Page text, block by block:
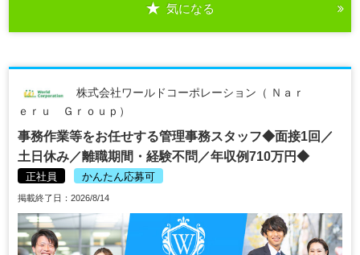
気になる
株式会社ワールドコーポレーション（ Ｎａｒ
ｅｒｕ Ｇｒｏｕｐ）
事務作業等をお任せする管理事務スタッフ◆面接1回／
土日休み／離職期間・経験不問／年収例710万円◆
正社員 かんたん応募可
掲載終了日：2026/8/14